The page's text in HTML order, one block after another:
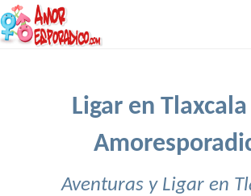
Ligar en
Aventuras y Ligar en